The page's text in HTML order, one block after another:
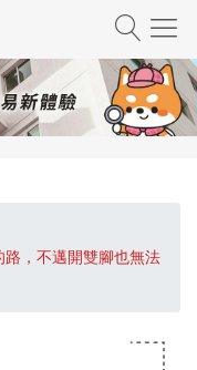
，不邁開雙腳也無法